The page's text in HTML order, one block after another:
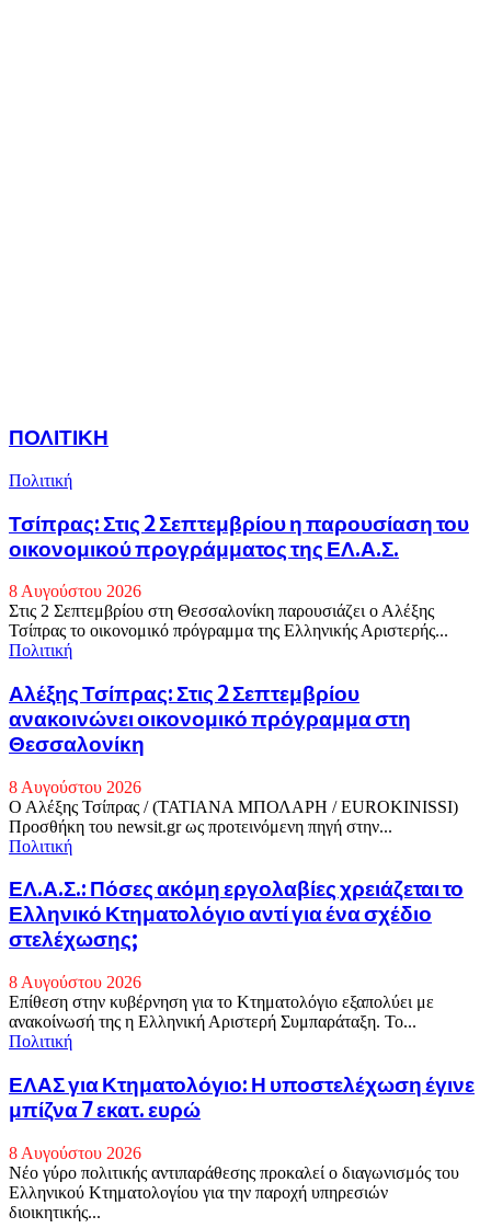
ΠΟΛΙΤΙΚΗ
Πολιτική
Τσίπρας: Στις 2 Σεπτεμβρίου η παρουσίαση του
οικονομικού προγράμματος της ΕΛ.Α.Σ.
8 Αυγούστου 2026
Στις 2 Σεπτεμβρίου στη Θεσσαλονίκη παρουσιάζει ο Αλέξης
Τσίπρας το οικονομικό πρόγραμμα της Ελληνικής Αριστερής...
Πολιτική
Αλέξης Τσίπρας: Στις 2 Σεπτεμβρίου
ανακοινώνει οικονομικό πρόγραμμα στη
Θεσσαλονίκη
8 Αυγούστου 2026
Ο Αλέξης Τσίπρας / (ΤΑΤΙΑΝΑ ΜΠΟΛΑΡΗ / EUROKINISSI)
Προσθήκη του newsit.gr ως προτεινόμενη πηγή στην...
Πολιτική
ΕΛ.Α.Σ.: Πόσες ακόμη εργολαβίες χρειάζεται το
Ελληνικό Κτηματολόγιο αντί για ένα σχέδιο
στελέχωσης;
8 Αυγούστου 2026
Επίθεση στην κυβέρνηση για το Κτηματολόγιο εξαπολύει με
ανακοίνωσή της η Ελληνική Αριστερή Συμπαράταξη. Το...
Πολιτική
ΕΛΑΣ για Κτηματολόγιο: Η υποστελέχωση έγινε
μπίζνα 7 εκατ. ευρώ
8 Αυγούστου 2026
Νέο γύρο πολιτικής αντιπαράθεσης προκαλεί ο διαγωνισμός του
Ελληνικού Κτηματολογίου για την παροχή υπηρεσιών
διοικητικής...